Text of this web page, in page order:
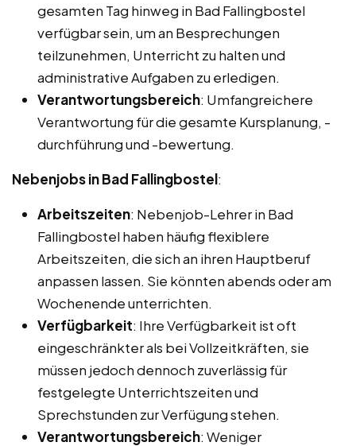
gesamten Tag hinweg in Bad Fallingbostel
verfügbar sein, um an Besprechungen
teilzunehmen, Unterricht zu halten und
administrative Aufgaben zu erledigen.
Verantwortungsbereich: Umfangreichere
Verantwortung für die gesamte Kursplanung, -
durchführung und -bewertung.
Nebenjobs in Bad Fallingbostel:
Arbeitszeiten: Nebenjob-Lehrer in Bad
Fallingbostel haben häufig flexiblere
Arbeitszeiten, die sich an ihren Hauptberuf
anpassen lassen. Sie könnten abends oder am
Wochenende unterrichten.
Verfügbarkeit: Ihre Verfügbarkeit ist oft
eingeschränkter als bei Vollzeitkräften, sie
müssen jedoch dennoch zuverlässig für
festgelegte Unterrichtszeiten und
Sprechstunden zur Verfügung stehen.
Verantwortungsbereich: Weniger